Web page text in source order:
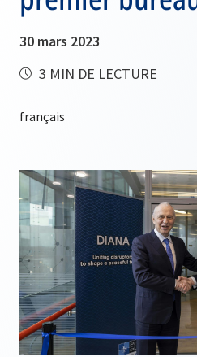
30 mars 2023
3 MIN DE LECTURE